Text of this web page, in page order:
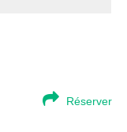
Réserver